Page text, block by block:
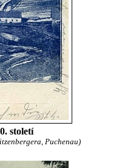
století
Puchenau)